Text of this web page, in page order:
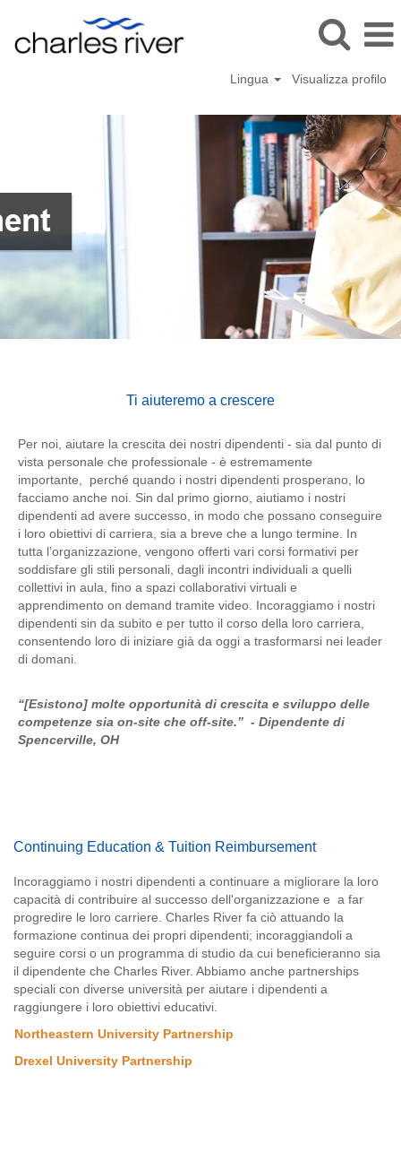
Lingua Visualizza profilo
Ti aiuteremo a crescere
Per noi, aiutare la crescita dei nostri dipendenti - sia dal punto di
vista personale che professionale - è estremamente
importante, perché quando i nostri dipendenti prosperano, lo
facciamo anche noi. Sin dal primo giorno, aiutiamo i nostri
dipendenti ad avere successo, in modo che possano conseguire
i loro obiettivi di carriera, sia a breve che a lungo termine. In
tutta l’organizzazione, vengono offerti vari corsi formativi per
soddisfare gli stili personali, dagli incontri individuali a quelli
collettivi in aula, fino a spazi collaborativi virtuali e
apprendimento on demand tramite video. Incoraggiamo i nostri
dipendenti sin da subito e per tutto il corso della loro carriera,
consentendo loro di iniziare già da oggi a trasformarsi nei leader
di domani.
“[Esistono] molte opportunità di crescita e sviluppo delle
competenze sia on-site che off-site.” - Dipendente di
Spencerville, OH
Continuing Education & Tuition Reimbursement
Incoraggiamo i nostri dipendenti a continuare a migliorare la loro
capacità di contribuire al successo dell'organizzazione e a far
progredire le loro carriere. Charles River fa ciò attuando la
formazione continua dei propri dipendenti; incoraggiandoli a
seguire corsi o un programma di studio da cui beneficieranno sia
il dipendente che Charles River. Abbiamo anche partnerships
speciali con diverse università per aiutare i dipendenti a
raggiungere i loro obiettivi educativi.
Northeastern University Partnership
Drexel University Partnership